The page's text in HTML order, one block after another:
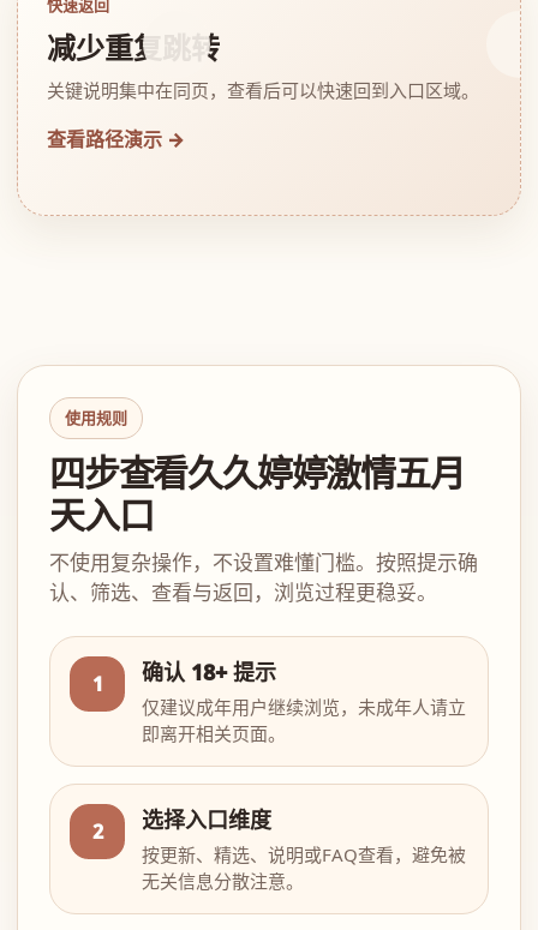
快速返回
减少重复跳转
关键说明集中在同页，查看后可以快速回到入口区域。
查看路径演示 →
使用规则
四步查看久久婷婷激情五月
天入口
不使用复杂操作，不设置难懂门槛。按照提示确
认、筛选、查看与返回，浏览过程更稳妥。
1 确认 18+ 提示
仅建议成年用户继续浏览，未成年人请立
即离开相关页面。
2 选择入口维度
按更新、精选、说明或FAQ查看，避免被
无关信息分散注意。